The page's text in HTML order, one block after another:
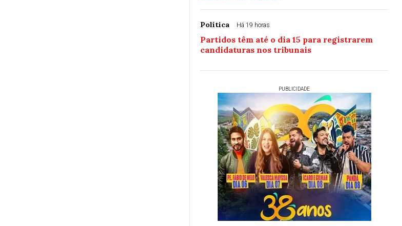
Política Há 19 horas
Partidos têm até o dia 15 para registrarem
candidaturas nos tribunais
PUBLICIDADE